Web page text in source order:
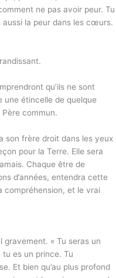
ne pas avoir peur. Tu
aussi la peur dans les cœurs.
qu’ils ne sont
une étincelle de quelque
commun.
son frère droit dans les yeux
pour la Terre. Elle sera
Chaque être de
d’années, entendra cette
compréhension, et le vrai
gravement. « Tu seras un
es un prince. Tu
Et bien qu’au plus profond